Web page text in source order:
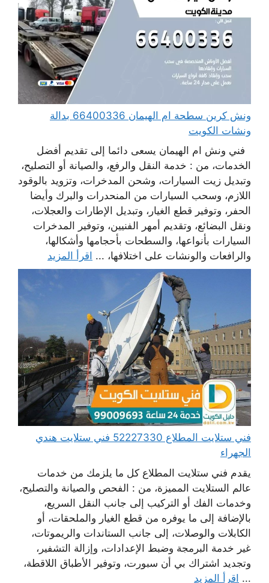
ونش كرين سطحة ام الهيمان 66400336 بدالة
ونشات الكويت
فني ونش ام الهيمان يسعى دائما إلى تقديم أفضل
الخدمات، من : خدمة النقل والرفع، والصيانة أو التصليح،
وتبديل زيت السيارات، وشحن المدخرات، وتزويد بالوقود
اللازم، وسحب السيارات من المنحدرات والبرك وأيضا
الحفر، وتوفير قطع الغيار، وتبديل الإطارات والعجلات،
ونقل البضائع، وتقديم أمهر الفنيين، وتوفير المدخرات
السيارات بأنواعها، والسطحات بأحجامها وأشكالها،
والرافعات والونشات على اختلافها، ... اقرأ المزيد
فني ستلايت المطلاع 52227330 فني ستلايت هندي
الجهراء
يقدم فني ستلايت المطلاع كل ما يلزمك من خدمات
عالم الستلايت المميزة، من : الفحص والصيانة والتصليح،
وخدمات الفك أو التركيب إلى جانب النقل السريع،
بالإضافة إلى ما يوفره من قطع الغيار والملحقات، أو
الكابلات والوصلات، إلى جانب الستاندات والريموتات،
غير خدمة البرمجة وضبط الإعدادات، وإزالة التشفير،
وتجديد اشتراك بي أن سبورت، وتوفير الأطباق اللاقطة،
... اقرأ المزيد